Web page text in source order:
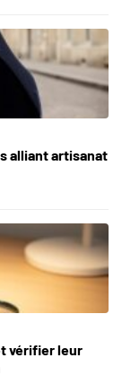
alliant artisanat
vérifier leur